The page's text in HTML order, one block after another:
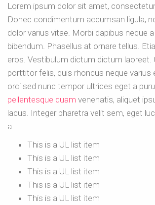
Lorem ipsum dolor sit amet,
Donec condimentum accumsan ligula,
dolor varius vitae. Morbi dapibus neque
bibendum. Phasellus at ornare tellus.
eros. Vestibulum dictum dictum laoreet.
porttitor felis, quis rhoncus neque varius
orci sed nunc tempor ultrices eget a
pellentesque quam venenatis, aliquet
lacus. Integer pharetra velit sem, eget
a.
This is a UL list item
This is a UL list item
This is a UL list item
This is a UL list item
This is a UL list item